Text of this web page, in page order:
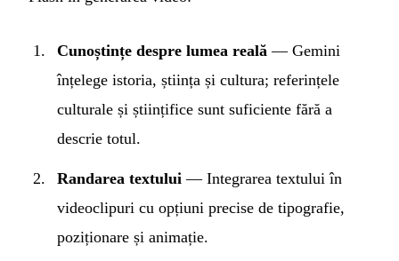
Cunoștințe despre lumea reală — Gemini
înțelege istoria, știința și cultura; referințele
culturale și științifice sunt suficiente fără a
descrie totul.
Randarea textului — Integrarea textului în
videoclipuri cu opțiuni precise de tipografie,
poziționare și animație.